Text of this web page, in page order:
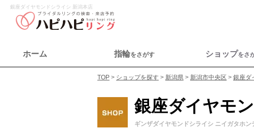
銀座ダイヤモンドシライシ 新潟本店
ホーム 指輪をさがす ショップをさ
TOP ショップを探す 新潟県 新潟市中央区 銀座ダ
銀座ダイヤモ
ギンザダイヤモンドシライシ ニイガタホン